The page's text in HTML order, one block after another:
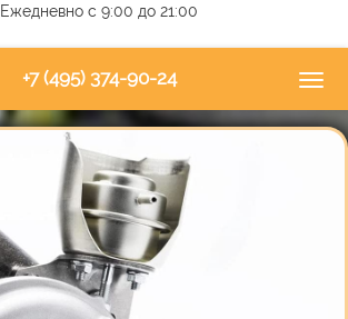
Ежедневно с 9:00 до 21:00
+7 (495) 374-90-24